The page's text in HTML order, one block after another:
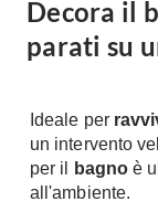
Decora il
parati su
Ideale per
un intervento
per il
bagnoè
all'ambiente.